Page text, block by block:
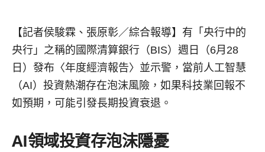
【記者侯駿霖、張原彰／綜合報導】 有「央行中的
央行」之稱的國際清算銀行（BIS）週日（6月28
日）發布〈年度經濟報告〉並示警，當前人工智慧
（AI）投資熱潮存在泡沫風險，如果科技業回報不
如預期，可能引發長期投資衰退。
AI領域投資存泡沫隱憂